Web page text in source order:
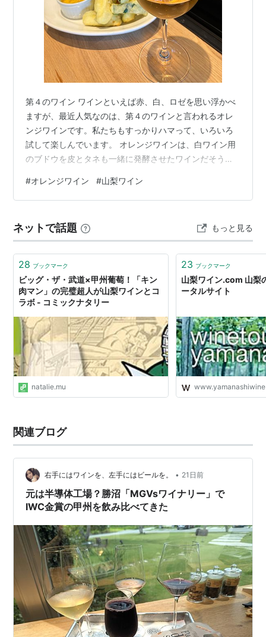
第４のワイン ワインといえば赤、白、ロゼを思い浮かべ
ますが、最近人気なのは、第４のワインと言われるオレ
ンジワインです。私たちもすっかりハマって、いろいろ
試して楽しんでいます。 オレンジワインは、白ワイン用
のブドウを皮とタネも一緒に発酵させたワインだそうで
味わい、両方があります。色もきれいなオレンジ！ 先日
訪れた甲府市内のスプリングワイナリーさん。朝日町と
と一杯ワインを、と楽しめるお店です。 朝日町は昔義母
が住んでいた場所。パン屋さんやお菓子屋さんなどが並
ぶ商店街の中に、おしゃれなワイナリーがあり…
#オレンジワイン #山梨ワイン
ネットで話題 もっと見る
28 ブックマーク
ビッグ・ザ・武道×甲州葡萄！「キン
肉マン」の完璧超人が山梨ワインとコ
ラボ - コミックナタリー
natalie.mu
23 ブックマーク
山梨ワイン.com 山梨
ータルサイト
関連ブログ
右手にはワインを、左手にはビールを。 • 21日前
元は半導体工場？勝沼「MGVsワイナリー」で
IWC金賞の甲州を飲み比べてきた